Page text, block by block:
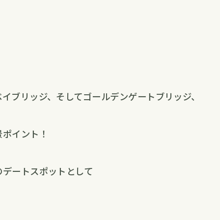
ブリッジ、そしてゴールデンゲートブリッジ、
イント！
ートスポットとして